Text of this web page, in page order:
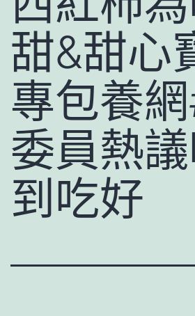
甜&甜心
專包養
委員熱
到吃好